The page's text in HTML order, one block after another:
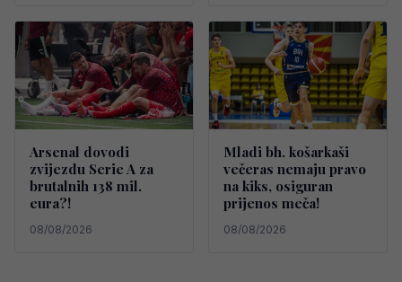
Arsenal dovodi
zvijezdu Serie A za
brutalnih 138 mil.
eura?!
08/08/2026
Mladi bh. košarkaši
večeras nemaju pravo
na kiks, osiguran
prijenos meča!
08/08/2026